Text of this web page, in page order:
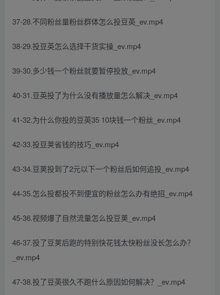
37-28.不同粉丝量粉丝群体怎么投豆英_ev.mp4
38-29.投豆英怎么选择干货实操_ev.mp4
39-30.多少钱一个粉丝就要暂停投放_ev.mp4
40-31.豆英投了为什么没有播放量怎么解决_ev.mp4
41-32.为什么你投的豆英35 10块钱一个粉丝_ev.mp4
42-33.投豆荚省钱的技巧_ev.mp4
43-34.豆荚投到了2元以下一个粉丝后如何追投_ev.mp4
44-35.怎么投都投不到便宜的粉丝怎么办有绝招_ev.mp4
45-36.视频爆了自然流量怎么投豆荚_ev.mp4
46-37.投了豆荚后跑的特别快花钱太快粉丝没长怎么办？
_ev.mp4
47-38.投了豆英很久不跑什么原因如何解决？_ev.mp4